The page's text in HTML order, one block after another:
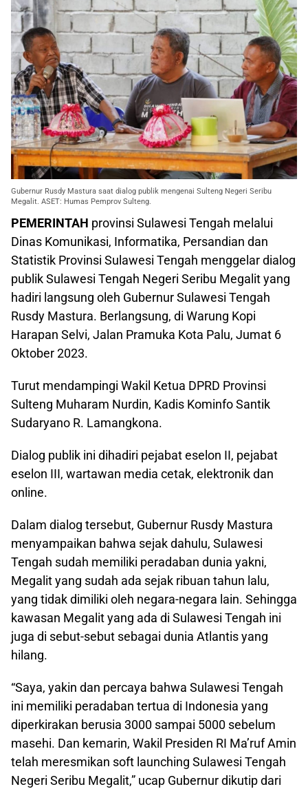
Gubernur Rusdy Mastura saat dialog publik mengenai Sulteng Negeri Seribu
Megalit. ASET: Humas Pemprov Sulteng.
PEMERINTAH provinsi Sulawesi Tengah melalui
Dinas Komunikasi, Informatika, Persandian dan
Statistik Provinsi Sulawesi Tengah menggelar dialog
publik Sulawesi Tengah Negeri Seribu Megalit yang
hadiri langsung oleh Gubernur Sulawesi Tengah
Rusdy Mastura. Berlangsung, di Warung Kopi
Harapan Selvi, Jalan Pramuka Kota Palu, Jumat 6
Oktober 2023.
Turut mendampingi Wakil Ketua DPRD Provinsi
Sulteng Muharam Nurdin, Kadis Kominfo Santik
Sudaryano R. Lamangkona.
Dialog publik ini dihadiri pejabat eselon II, pejabat
eselon III, wartawan media cetak, elektronik dan
online.
Dalam dialog tersebut, Gubernur Rusdy Mastura
menyampaikan bahwa sejak dahulu, Sulawesi
Tengah sudah memiliki peradaban dunia yakni,
Megalit yang sudah ada sejak ribuan tahun lalu,
yang tidak dimiliki oleh negara-negara lain. Sehingga
kawasan Megalit yang ada di Sulawesi Tengah ini
juga di sebut-sebut sebagai dunia Atlantis yang
hilang.
“Saya, yakin dan percaya bahwa Sulawesi Tengah
ini memiliki peradaban tertua di Indonesia yang
diperkirakan berusia 3000 sampai 5000 sebelum
masehi. Dan kemarin, Wakil Presiden RI Ma’ruf Amin
telah meresmikan soft launching Sulawesi Tengah
Negeri Seribu Megalit,” ucap Gubernur dikutip dari